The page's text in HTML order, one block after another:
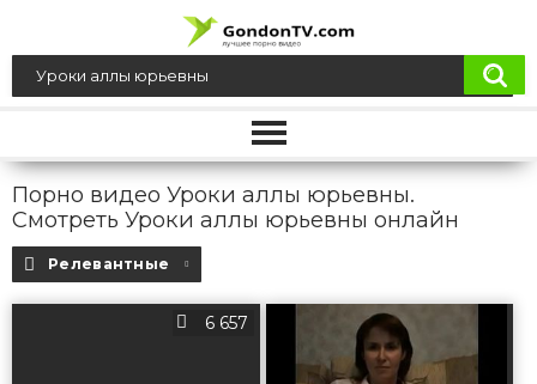
Порно видео Уроки аллы юрьевны.
Смотреть Уроки аллы юрьевны онлайн
Релевантные
6 657